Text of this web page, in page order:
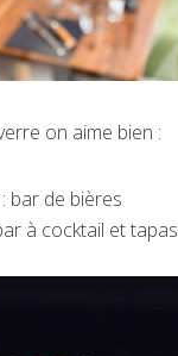
on aime bien :
bar de bières
à cocktail et tapas